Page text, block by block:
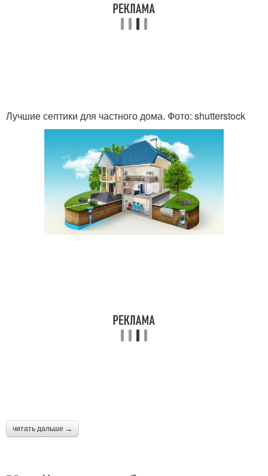
Лучшие септики для частного дома. Фото: shutterstock
читать дальше →